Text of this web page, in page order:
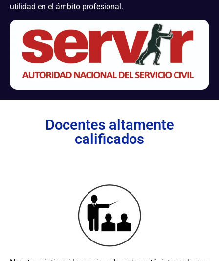
utilidad en el ámbito profesional.
Docentes altamente
calificados